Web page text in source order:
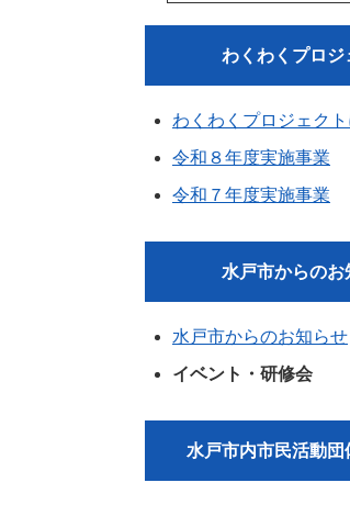
わくわくプロジ
わくわくプロジェク
令和８年度実施事業
令和７年度実施事業
水戸市からのお
水戸市からのお知らせ
イベント・研修会
水戸市内市民活動団